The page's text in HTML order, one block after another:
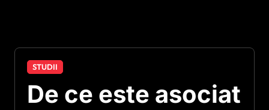
STUDII
De ce este asociat